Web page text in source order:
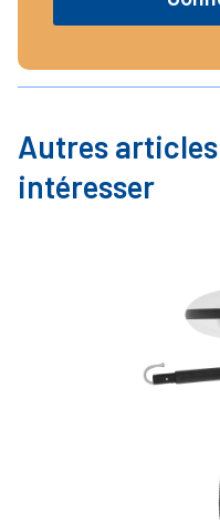
Autres
intéresser